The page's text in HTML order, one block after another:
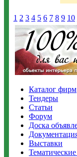
1 2 3 4 5 6 7 8 9 10
Каталог фирм
Тендеры
Статьи
Форум
Доска
Выставки